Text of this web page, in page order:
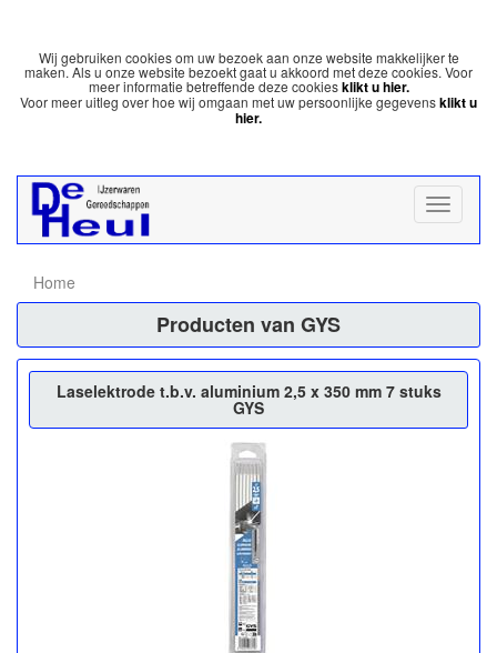
Wij gebruiken cookies om uw bezoek aan onze website makkelijker te
maken. Als u onze website bezoekt gaat u akkoord met deze cookies. Voor
meer informatie betreffende deze cookiesklikt u hier.
Voor meer uitleg over hoe wij omgaan met uw persoonlijke gegevensklikt u
hier.
Home
Producten van GYS
Laselektrode t.b.v. aluminium 2,5 x 350 mm 7 stuks
GYS